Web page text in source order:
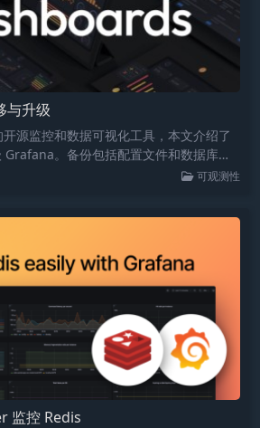
与升级
源监控和数据可视化工具，本文介绍了
。备份包括配置文件和数据库路
本并复制数据文件，注意文件权限。升
可观测性
监控 Redis